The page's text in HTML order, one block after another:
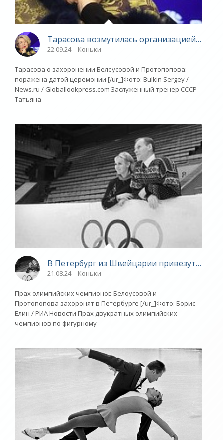
Тарасова возмутилась организацией
22.09.24 Коньки
Тарасова о захоронении Белоусовой и Протопопова:
поражена датой церемонии [/ur_]Фото: Bulkin Sergey /
News.ru / Globallookpress.com Заслуженный тренер СССР
Татьяна
В Петербург из Швейцарии привезут прах
21.08.24 Коньки
Прах олимпийских чемпионов Белоусовой и
Протопопова захоронят в Петербурге [/ur_]Фото: Борис
Елин / РИА Новости Прах двукратных олимпийских
чемпионов по фигурному